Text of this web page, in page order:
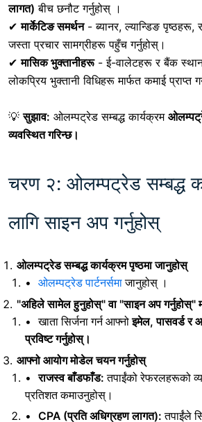
लागत) बीच छनौट गर्नुहोस् ।
✔मार्केटिङ समर्थन- ब्यानर, ल्यान्डिङ
जस्ता प्रचार सामग्रीहरू पहुँच गर्नुहोस्।
✔मासिक भुक्तानीहरू- ई-वालेटहरू र बैंक
लोकप्रिय भुक्तानी विधिहरू मार्फत कमाई प्राप्त
💡सुझाव: ओलम्पट्रेड सम्बद्ध कार्यक्रम
व्यवस्थित गरिन्छ।
चरण २: ओलम्पट्रेड सम्बद्ध
लागि साइन अप गर्नुहोस्
ओलम्पट्रेड सम्बद्ध कार्यक्रम पृष्ठमा जानुहोस्
ओलम्पट्रेड पार्टनर्समाजानुहोस् ।
"अहिले सामेल हुनुहोस्" वा "साइन अप गर्नुहोस्"
खाता सिर्जना गर्नआफ्नोइमेल, पासवर्ड र
प्रविष्ट गर्नुहोस्।
आफ्नो आयोग मोडेल चयन गर्नुहोस्
राजस्व बाँडफाँड: तपाईंको रेफरलहरूको
प्रतिशत कमाउनुहोस्।
CPA (प्रति अधिग्रहण लागत): तपाईंले